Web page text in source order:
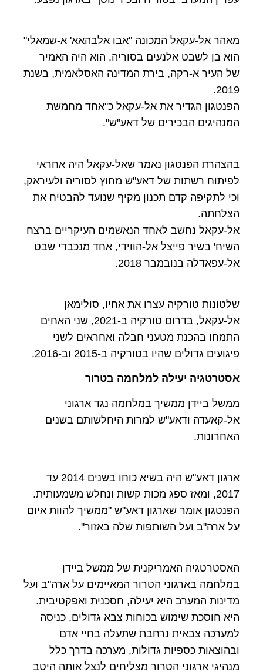
מאהר אל-עקאל המכונה "אבו אלבהאא' א-שמאלי"
הוא בן לשבט אלנעים בסוריה, הוא היה האמיר
של העיר א-רקה, בירת המדינה האסלאמית, בשנת
2019.
הפנטגון הגדיר את אל-עקאל כ"אחד מחמשת
המנהיגים הבכירים של דאע"ש".
בהצהרת הפנטגון נאמר שאל-עקאל היה אחראי
לפיתוח רשתות של דאע"ש מחוץ לסוריה ולעיראק,
וכי לתקיפה קדם תכנון מקיף שנועד להבטיח את
הצלחתה.
אל-עקאל נחשב לאחד הנאשמים העיקריים ברצח
השיח' בשיר פייצל אל-הווידי, אחד מנכבדי שבט
אל-עפאדלה בנובמבר 2018.
שלטונות טורקיה עצרו את אחיו, סולימאן
אל-עקאל, בדרום טורקיה ב-2021, שני האחים
התמחו בהכנת מטעני חבלה ואחראים לשני
פיגועים גדולים שהיו בטורקיה ב-2015 וב-2016.
אסטרטגיה יעילה למלחמה בטרור
ממשל ביידן ממשיך במלחמה נגד ארגוני
אל-קאעדה ודאע"ש למרות היחלשותם בשנים
האחרונות.
ארגון דאע"ש היה בשיא כוחו בשנים 2014 עד
2017, ומאז ספג מכות קשות ונחלש משמעותית.
הפנטגון אומר שארגון דאע"ש "ממשיך להוות איום
על ארה"ב ועל השותפות שלה באזור".
האסטרטגיה האמריקנית של ממשל ביידן
במלחמה בארגוני הטרור המאיימים על ארה"ב ועל
מדינות המערב היא יעילה, חסכנית ואפקטיבית.
היא חוסכת שימוש בכוחות צבא גדולים, כניסה
למערכה צבאית נרחבת שתעלה בחיי אדם
ובהוצאות כספיות גדולות, מערכה בדרך כלל
מנהיגי ארגוני הטרור מצליחים לנצל אותה היטב